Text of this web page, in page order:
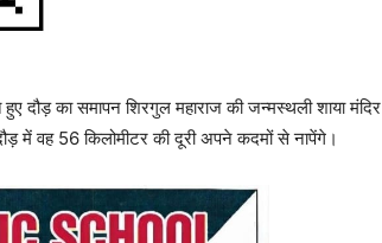
दौड़ का समापन शिरगुल महाराज की जन्मस्थली शाया मंदिर
में वह 56 किलोमीटर की दूरी अपने कदमों से नापेंगे।